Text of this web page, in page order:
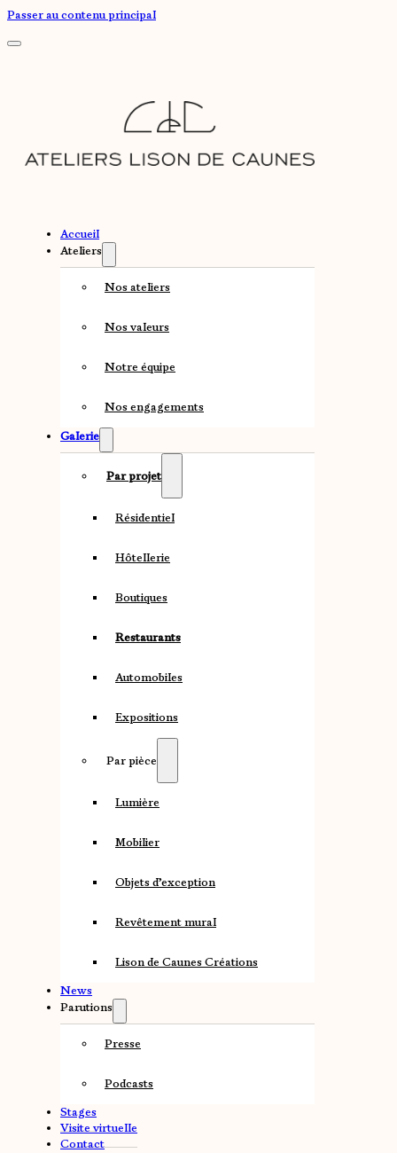
Passer au contenu principal
Accueil
Ateliers
Nos ateliers
Nos valeurs
Notre équipe
Nos engagements
Galerie
Par projet
Résidentiel
Hôtellerie
Boutiques
Restaurants
Automobiles
Expositions
Par pièce
Lumière
Mobilier
Objets d’exception
Revêtement mural
Lison de Caunes Créations
News
Parutions
Presse
Podcasts
Stages
Visite virtuelle
Contact